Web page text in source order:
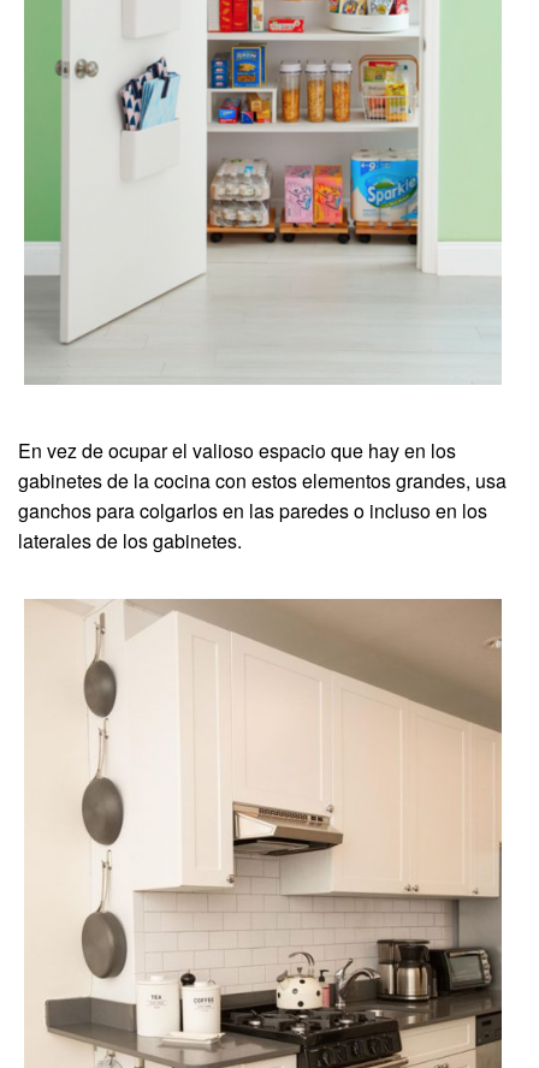
En vez de ocupar el valioso espacio que hay en los
gabinetes de la cocina con estos elementos grandes, usa
ganchos para colgarlos en las paredes o incluso en los
laterales de los gabinetes.